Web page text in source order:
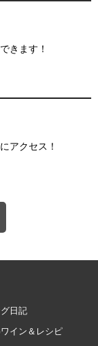
きます！
アクセス！
日記
イン＆レシピ